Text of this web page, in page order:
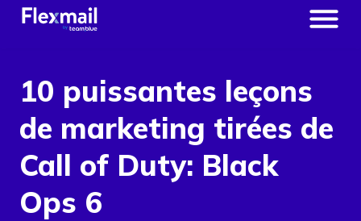
10 puissantes leçons
de marketing tirées de
Call of Duty: Black
Ops 6